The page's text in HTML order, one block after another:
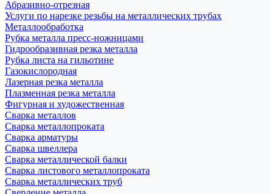
Абразивно-отрезная
Услуги по нарезке резьбы на металлических трубах
Металлообработка
Рубка металла пресс-ножницами
Гидрообразивная резка металла
Рубка листа на гильотине
Газокислородная
Лазерная резка металла
Плазменная резка металла
Фигурная и художественная
Сварка металлов
Сварка металлопроката
Сварка арматуры
Сварка швеллера
Сварка металлической балки
Сварка листового металлопроката
Сварка металлических труб